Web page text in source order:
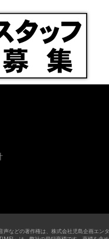
などの著作権は、株式会社児島企画エ